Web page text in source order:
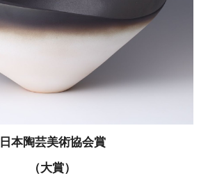
日本陶芸美術協会賞
（大賞）